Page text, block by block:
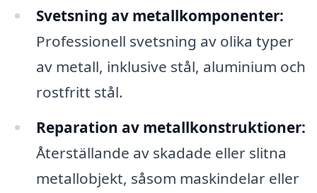
Svetsning av metallkomponenter:
Professionell svetsning av olika typer
av metall, inklusive stål, aluminium och
rostfritt stål.
Reparation av metallkonstruktioner:
Återställande av skadade eller slitna
metallobjekt, såsom maskindelar eller